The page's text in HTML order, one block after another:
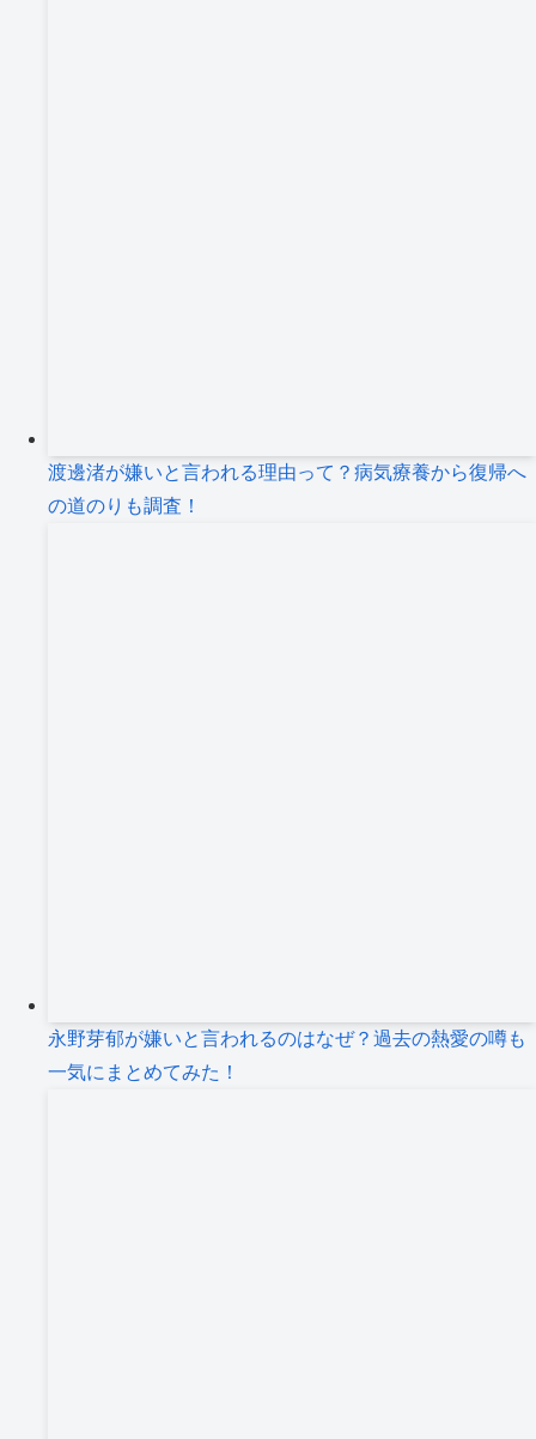
渡邊渚が嫌いと言われる理由って？病気療養から復帰へ
の道のりも調査！
永野芽郁が嫌いと言われるのはなぜ？過去の熱愛の噂も
一気にまとめてみた！